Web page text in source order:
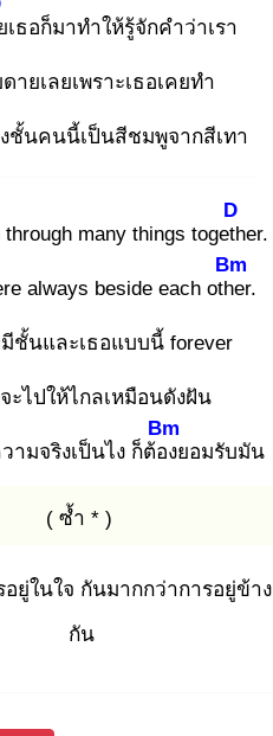
เธอก็มาทำให้รู้จักคำว่าเรา
ายเลยเพราะเธอเคยทำ
ชั้นคนนี้เป็นสีชมพูจากสีเทา
through many things togeth
D
er.
always beside each othe
Bm
r.
ชั้นและเธอแบบนี้ forever
จะไปให้ไกลเหมือนดังฝัน
ามจริงเป็นไง ก็ต้อง
Bm
ยอมรับมัน
( ซ้ำ * )
อยู่ในใจ กันมากกว่าการอยู่ข้าง
กัน